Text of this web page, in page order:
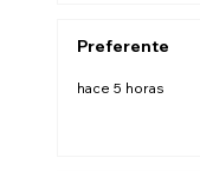
Preferente
hace 5 horas